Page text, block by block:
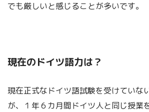
でも厳しいと感じることが多いです。
現在のドイツ語力は？
現在正式なドイツ語試験を受けていな
が、１年６カ月間ドイツ人と同じ授業